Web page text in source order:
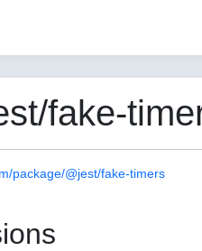
fake-
package/@jest/fake-timers